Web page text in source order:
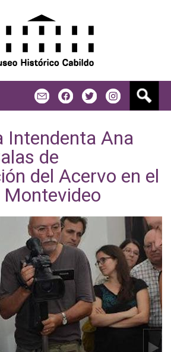
Intendenta Ana
de
del Acervo en el
Montevideo
s
a